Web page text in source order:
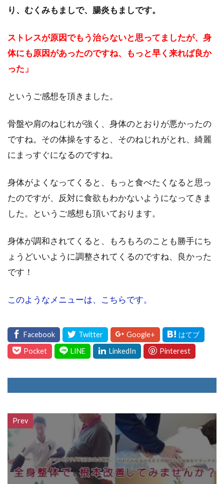
り、むくみもましで、腸炎もましです。
ストレスが原因でもう治らないと思ってましたが、身
体にも原因があったのですね、もっと早く来れば良か
った」
というご感想を頂きました。
骨盤や肩のねじれが強く、身体のとおりが悪かったの
ですね。その体操をすると、そのねじれがとれ、綺麗
にまっすぐになるのですね。
身体がよくなってくると、もっと食べたくなると思っ
たのですが、反対に食欲もわかないようになってきま
した。というご感想も頂いております。
身体が調和されてくると、もろもろのことも勝手にち
ょうどいいように調整されてくるのですね、良かった
です！
このようなメニューは、こちらです。
Prev